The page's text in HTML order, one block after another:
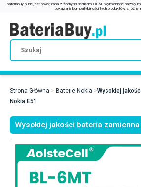
Strona Główna Baterie Nokia
Wysokiej
Nokia E51
Wysokiej jakości bateria zamienna